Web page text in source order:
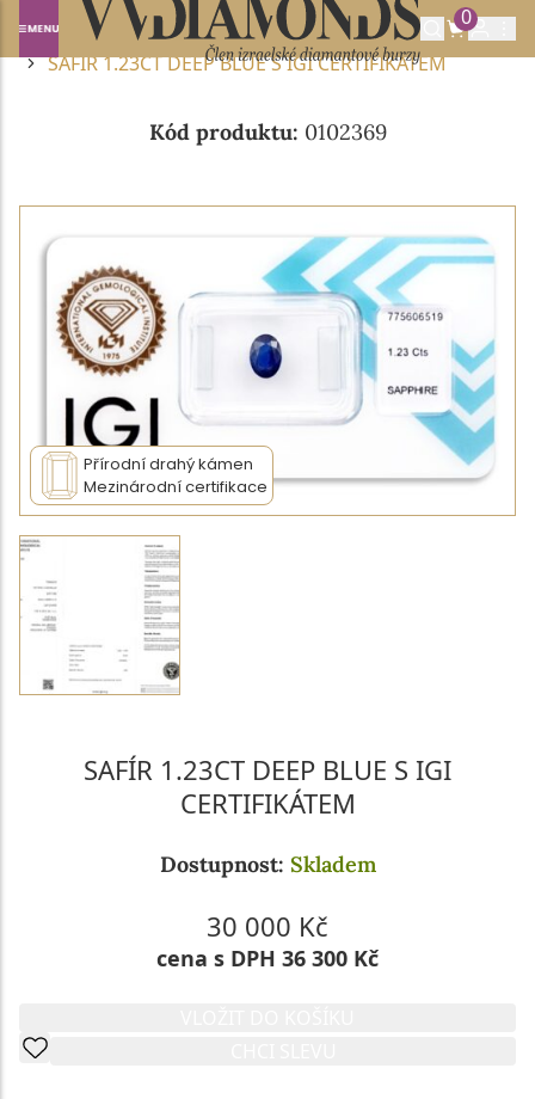
0
Domů DRAHOKAMY A POLODRAHOKAMY
SAFÍR
SAFÍR 1.23CT DEEP BLUE S IGI CERTIFIKÁTEM
Kód produktu: 0102369
Přírodní drahý kámen
Mezinárodní certifikace
SAFÍR 1.23CT DEEP BLUE S IGI
CERTIFIKÁTEM
Dostupnost: Skladem
30 000 Kč
cena s DPH 36 300 Kč